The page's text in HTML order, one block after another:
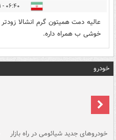
۰۶:۴۰ - ۱۳۹۹/۰۲/۰۱
عالیه دمت همیتون گرم انشالا
خوشی ب همراه داره.
خودرو
خودروهای جدید شیائومی در راه بازار